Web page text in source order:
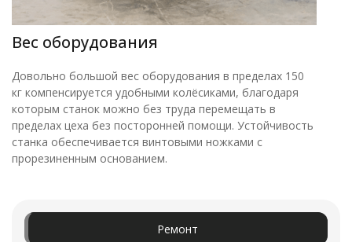
Вес оборудования
Довольно большой вес оборудования в пределах 150
кг компенсируется удобными колёсиками, благодаря
которым станок можно без труда перемещать в
пределах цеха без посторонней помощи. Устойчивость
станка обеспечивается винтовыми ножками с
прорезиненным основанием.
Ремонт